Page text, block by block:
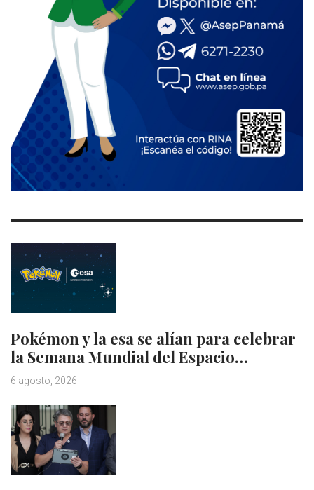
Pokémon y la esa se alían para celebrar
la Semana Mundial del Espacio…
6 agosto, 2026